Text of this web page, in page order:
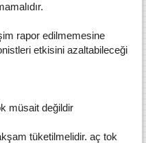
rapor edilmemesine
etkisini azaltabileceği
müsait değildir
tüketilmelidir. aç tok